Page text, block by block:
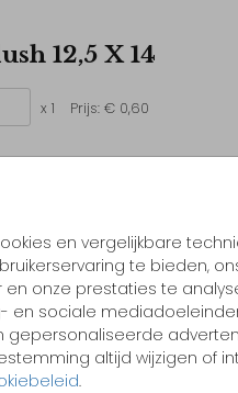
en vergelijkbare
te bieden,
en onze prestaties te
en sociale
gepersonaliseerde
altijd wijzigen of
.
12,5 X 14
x 1 Prijs: € 0,60
kaartje aan naar jouw wensen
een proefdruk vanaf €1,-